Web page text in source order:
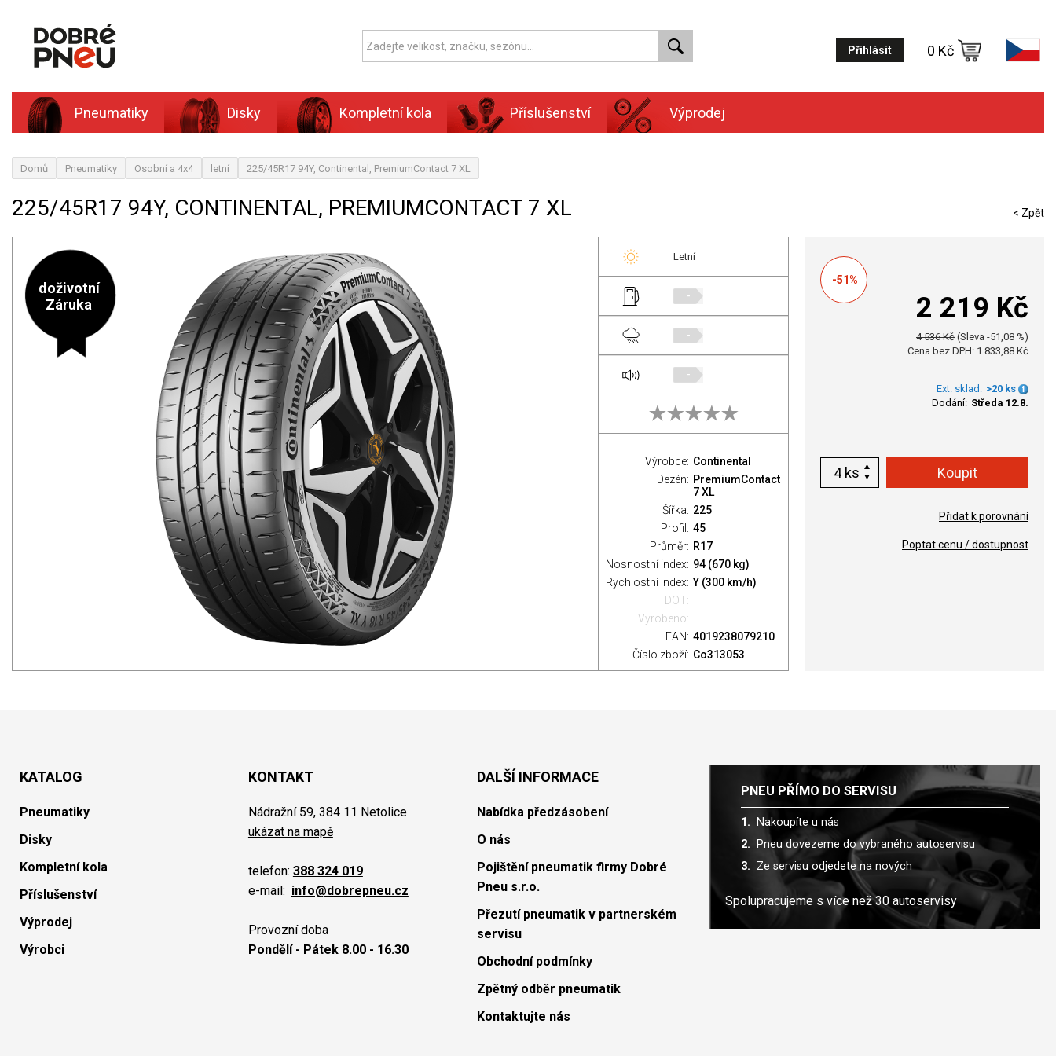
Přihlásit 0 Kč
Pneumatiky Disky Kompletní kola Příslušenství Výprodej
Domů Pneumatiky Osobní a 4x4 letní 225/45R17 94Y, Continental, PremiumContact 7 XL
225/45R17 94Y, CONTINENTAL, PREMIUMCONTACT 7 XL < Zpět
doživotní
Záruka
Letní
-
-
-
Výrobce: Continental
Dezén: PremiumContact
7 XL
Šířka: 225
Profil: 45
Průměr: R17
Nosnostní index: 94 (670 kg)
Rychlostní index: Y (300 km/h)
DOT:
Vyrobeno:
EAN: 4019238079210
Číslo zboží: Co313053
-51%
2 219 Kč
4 536 Kč (Sleva -51,08 %)
Cena bez DPH: 1 833,88 Kč
Ext. sklad: >20 ks
Dodání: Středa 12.8.
ks
Přidat k porovnání
Poptat cenu / dostupnost
KATALOG
Pneumatiky
Disky
Kompletní kola
Příslušenství
Výprodej
Výrobci
KONTAKT
Nádražní 59, 384 11 Netolice
ukázat na mapě
telefon: 388 324 019
e-mail: info@dobrepneu.cz
Provozní doba
Pondělí - Pátek 8.00 - 16.30
DALŠÍ INFORMACE
Nabídka předzásobení
O nás
Pojištění pneumatik firmy Dobré
Pneu s.r.o.
Přezutí pneumatik v partnerském
servisu
Obchodní podmínky
Zpětný odběr pneumatik
Kontaktujte nás
PNEU PŘÍMO DO SERVISU
Nakoupíte u nás
Pneu dovezeme do vybraného autoservisu
Ze servisu odjedete na nových
Spolupracujeme s více než 30 autoservisy